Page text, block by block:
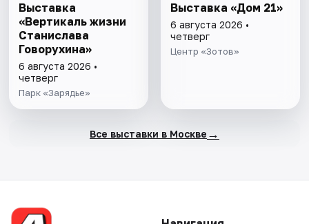
Выставка
«Вертикаль жизни
Станислава
Говорухина»
6 августа 2026 •
четверг
Парк «Зарядье»
Выставка «Дом 21»
6 августа 2026 •
четверг
Центр «Зотов»
Все выставки в Москве →